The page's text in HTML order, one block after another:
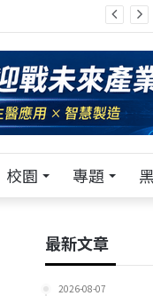
校園 專題
最新文章
2026-08-07